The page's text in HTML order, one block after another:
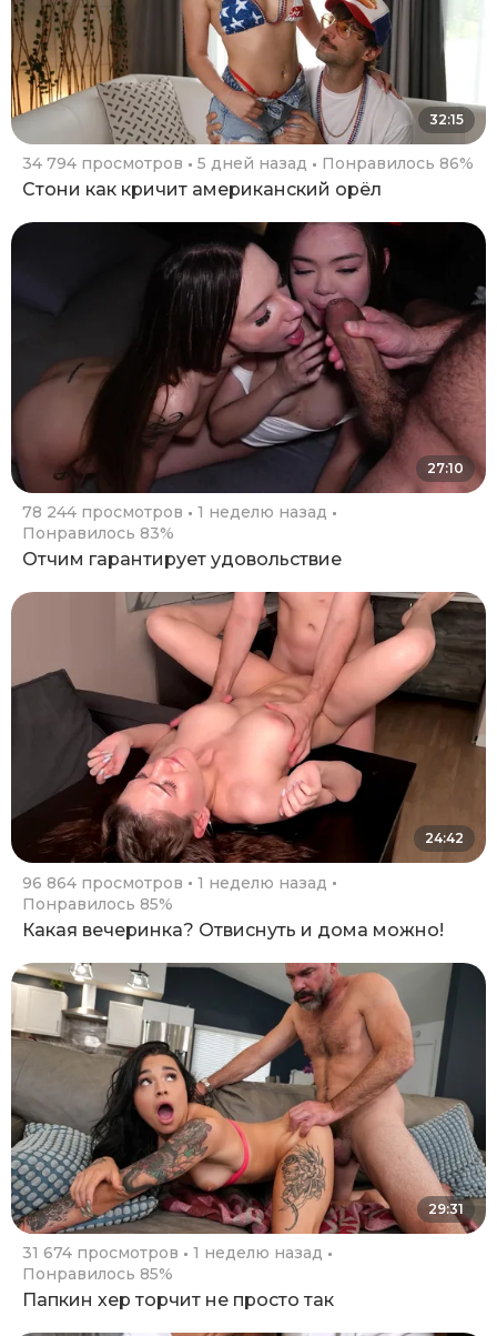
32:15
34 794 просмотров 5 дней назад Понравилось 86%
Стони как кричит американский орёл
27:10
78 244 просмотров
1 неделю назад
Понравилось 83%
Отчим гарантирует удовольствие
24:42
96 864 просмотров
1 неделю назад
Понравилось 85%
Какая вечеринка? Отвиснуть и дома можно!
29:31
31 674 просмотров
1 неделю назад
Понравилось 85%
Папкин хер торчит не просто так